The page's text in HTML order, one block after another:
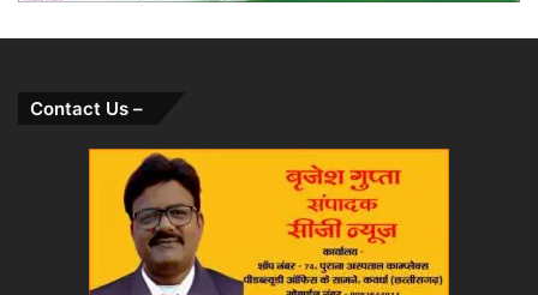
Contact Us –